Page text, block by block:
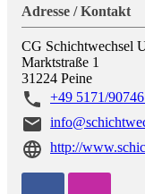
Adresse / Kontakt
CG Schichtwechsel
Marktstraße 1
31224 Peine
+49 5171/
http://